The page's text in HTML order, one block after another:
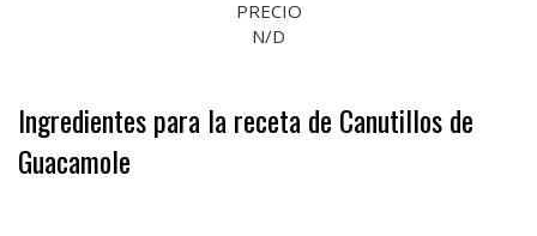
PRECIO
N/D
Ingredientes para la receta de Canutillos de
Guacamole